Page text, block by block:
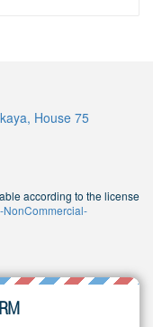
House 75
according to the license
NonCommercial-